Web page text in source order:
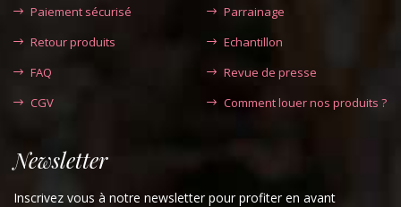
Paiement sécurisé
Retour produits
FAQ
CGV
Parrainage
Echantillon
Revue de presse
Comment louer nos produits ?
Newsletter
Inscrivez vous à notre newsletter pour profiter en avant